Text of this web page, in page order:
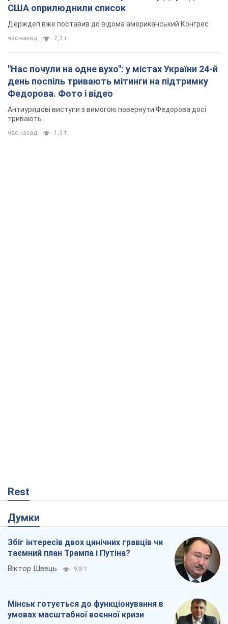
США оприлюднили список
Держдеп вже поставив до відома американський Конгрес
час назад 2,3 т.
"Нас почули на одне вухо": у містах України 24-й
день поспіль тривають мітинги на підтримку
Федорова. Фото і відео
Антиурядові виступи з вимогою повернути Федорова досі
тривають
час назад 1,3 т.
Rest
Думки
Збіг інтересів двох цинічних гравців чи
таємний план Трампа і Путіна?
Віктор Швець 9,8 т.
Мінськ готується до функціонування в
умовах масштабної воєнної кризи